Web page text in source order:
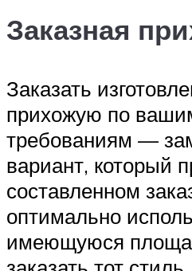
Заказная
Заказать
прихожую по
требованиям —
вариант, который
составленном
оптимально
имеющуюся